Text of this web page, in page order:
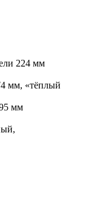
224 мм
мм, «тёплый
мм